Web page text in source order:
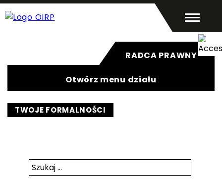
RADCA PRAWNY
Otwórz menu działu
TWOJE FORMALNOŚCI
Szukaj:
O izbie
Aplikant
Kontakt